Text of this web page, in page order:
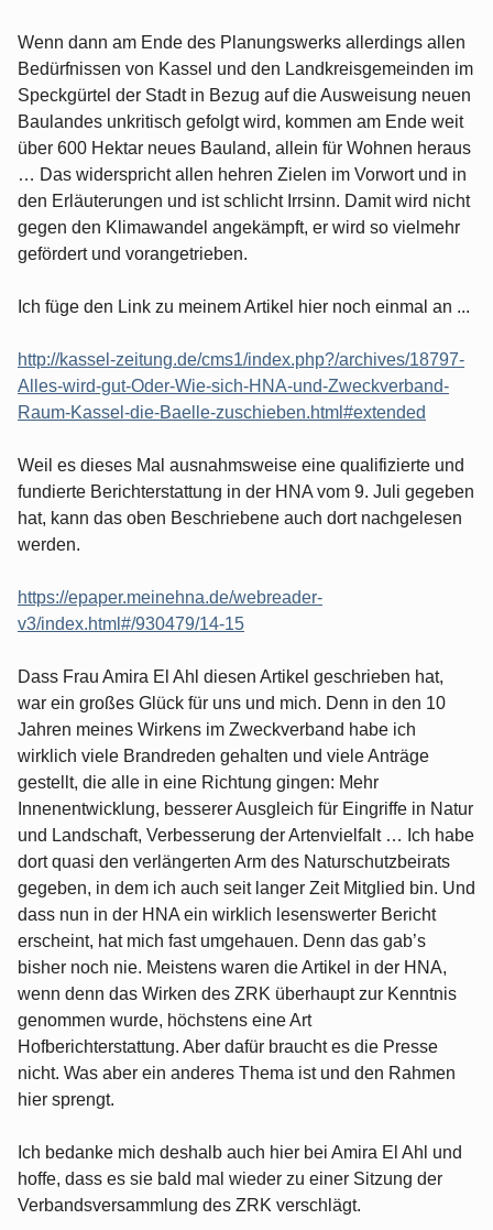
Wenn dann am Ende des Planungswerks allerdings allen
Bedürfnissen von Kassel und den Landkreisgemeinden im
Speckgürtel der Stadt in Bezug auf die Ausweisung neuen
Baulandes unkritisch gefolgt wird, kommen am Ende weit
über 600 Hektar neues Bauland, allein für Wohnen heraus
… Das widerspricht allen hehren Zielen im Vorwort und in
den Erläuterungen und ist schlicht Irrsinn. Damit wird nicht
gegen den Klimawandel angekämpft, er wird so vielmehr
gefördert und vorangetrieben.
Ich füge den Link zu meinem Artikel hier noch einmal an ...
http://kassel-zeitung.de/cms1/index.php?/archives/18797-
Alles-wird-gut-Oder-Wie-sich-HNA-und-Zweckverband-
Raum-Kassel-die-Baelle-zuschieben.html#extended
Weil es dieses Mal ausnahmsweise eine qualifizierte und
fundierte Berichterstattung in der HNA vom 9. Juli gegeben
hat, kann das oben Beschriebene auch dort nachgelesen
werden.
https://epaper.meinehna.de/webreader-
v3/index.html#/930479/14-15
Dass Frau Amira El Ahl diesen Artikel geschrieben hat,
war ein großes Glück für uns und mich. Denn in den 10
Jahren meines Wirkens im Zweckverband habe ich
wirklich viele Brandreden gehalten und viele Anträge
gestellt, die alle in eine Richtung gingen: Mehr
Innenentwicklung, besserer Ausgleich für Eingriffe in Natur
und Landschaft, Verbesserung der Artenvielfalt … Ich habe
dort quasi den verlängerten Arm des Naturschutzbeirats
gegeben, in dem ich auch seit langer Zeit Mitglied bin. Und
dass nun in der HNA ein wirklich lesenswerter Bericht
erscheint, hat mich fast umgehauen. Denn das gab’s
bisher noch nie. Meistens waren die Artikel in der HNA,
wenn denn das Wirken des ZRK überhaupt zur Kenntnis
genommen wurde, höchstens eine Art
Hofberichterstattung. Aber dafür braucht es die Presse
nicht. Was aber ein anderes Thema ist und den Rahmen
hier sprengt.
Ich bedanke mich deshalb auch hier bei Amira El Ahl und
hoffe, dass es sie bald mal wieder zu einer Sitzung der
Verbandsversammlung des ZRK verschlägt.